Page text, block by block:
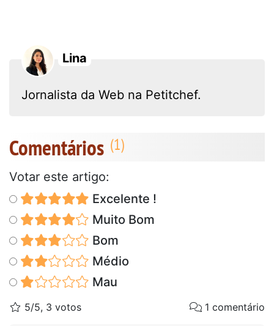
Lina
Jornalista da Web na Petitchef.
Comentários
Votar este artigo:
Excelente !
Muito Bom
Bom
Médio
Mau
5/5, 3 votos 1 comentário